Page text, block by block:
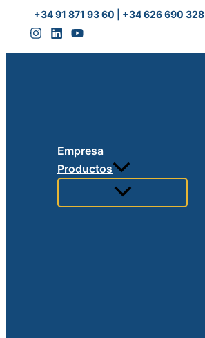
+34 91 871 93 60 +34 626 690 328
Empresa
Productos